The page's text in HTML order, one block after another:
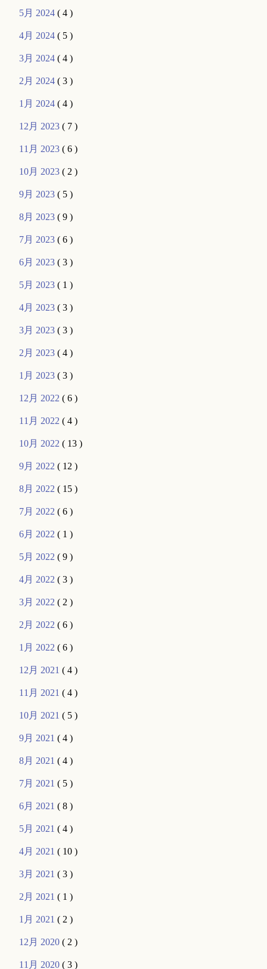
5月 2024( 4 )
4月 2024( 5 )
3月 2024( 4 )
2月 2024( 3 )
1月 2024( 4 )
12月 2023( 7 )
11月 2023( 6 )
10月 2023( 2 )
9月 2023( 5 )
8月 2023( 9 )
7月 2023( 6 )
6月 2023( 3 )
5月 2023( 1 )
4月 2023( 3 )
3月 2023( 3 )
2月 2023( 4 )
1月 2023( 3 )
12月 2022( 6 )
11月 2022( 4 )
10月 2022( 13 )
9月 2022( 12 )
8月 2022( 15 )
7月 2022( 6 )
6月 2022( 1 )
5月 2022( 9 )
4月 2022( 3 )
3月 2022( 2 )
2月 2022( 6 )
1月 2022( 6 )
12月 2021( 4 )
11月 2021( 4 )
10月 2021( 5 )
9月 2021( 4 )
8月 2021( 4 )
7月 2021( 5 )
6月 2021( 8 )
5月 2021( 4 )
4月 2021( 10 )
3月 2021( 3 )
2月 2021( 1 )
1月 2021( 2 )
12月 2020( 2 )
11月 2020( 3 )